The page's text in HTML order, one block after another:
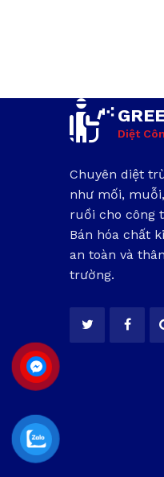
Diệt
Chuyên diệt
như mối,
ruồi cho công
Bán hóa chất
an toàn và
trường.